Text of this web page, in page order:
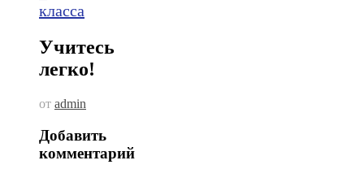
класса
Учитесь
легко!
от admin
Добавить
комментарий